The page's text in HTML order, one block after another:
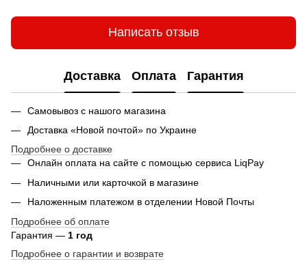
Написать отзыв
Доставка Оплата Гарантия
Самовывоз с нашого магазина
Доставка «Новой почтой» по Украине
Подробнее о доставке
Онлайн оплата на сайте с помощью сервиса LiqPay
Наличными или карточкой в магазине
Наложенным платежом в отделении Новой Почты
Подробнее об оплате
Гарантия — 1 год
Подробнее о гарантии и возврате